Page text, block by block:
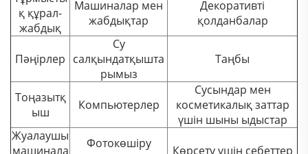
қ құрал-
жабдық
Машиналар мен
жабдықтар
Декоративті
қолданбалар
Пәңірлер
Су
салқындатқышта
рымыз
Таңбы
Тоңазытқ
ыш
Компьютерлер
Сусындар мен
косметикалық заттар
үшін шыны ыдыстар
Жуалаушы
машинала
Фотокөшіру
Көрсету үшін себеттер